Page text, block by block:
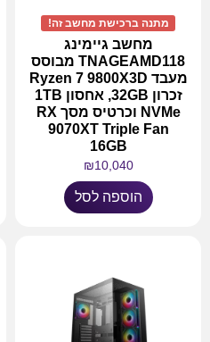
מתנה ברכישת מחשב זה!
מחשב גיימינג
TNAGEAMD118 מבוסס
מעבד Ryzen 7 9800X3D
זכרון 32GB, אחסון 1TB
NVMe וכרטיס מסך RX
9070XT Triple Fan
16GB
₪10,040
הוספה לסל